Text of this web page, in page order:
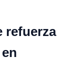
refuerza